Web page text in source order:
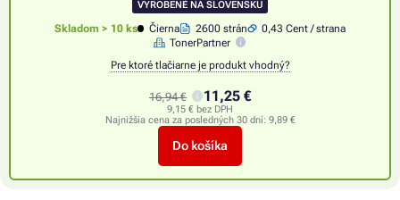
VYROBENÉ NA SLOVENSKU
Skladom > 10 ks Čierna 2600 strán
0,43 Cent / strana
TonerPartner
Pre ktoré tlačiarne je produkt vhodný?
16,94 € 11,25 €
9,15 € bez DPH
Najnižšia cena za posledných 30 dní: 9,89 €
Do košíka